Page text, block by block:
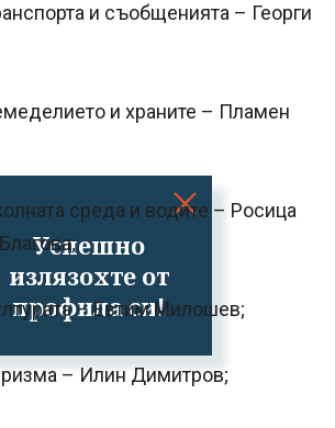
Успешно
излязохте от
профила си!
и съобщенията – Георги
и храните – Пламен
среда и водите – Росица
– Евтим Милошев;
– Илин Димитров;